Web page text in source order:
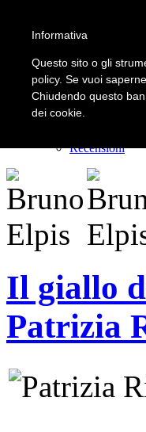
LOGIN | REGISTER
Home
Il carnevale dei
Recensioni
Il giallo
Patrizia
Informativa
Questo sito o gli
policy. Se vuoi
Chiudendo questo
dei cookie.